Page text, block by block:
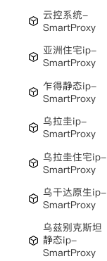
云控系统-
SmartProxy
亚洲住宅ip-
SmartProxy
乍得静态ip-
SmartProxy
乌拉圭ip-
SmartProxy
乌拉圭住宅ip-
SmartProxy
乌干达原生ip-
SmartProxy
乌兹别克斯坦
静态ip-
SmartProxy